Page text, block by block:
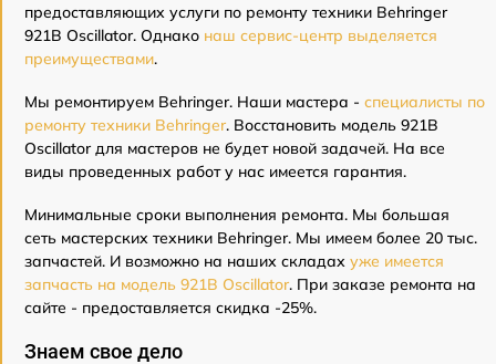
предоставляющих услуги по ремонту техники Behringer
921B Oscillator. Однако наш сервис-центр выделяется
преимуществами.
Мы ремонтируем Behringer. Наши мастера - специалисты по
ремонту техники Behringer. Восстановить модель 921B
Oscillator для мастеров не будет новой задачей. На все
виды проведенных работ у нас имеется гарантия.
Минимальные сроки выполнения ремонта. Мы большая
сеть мастерских техники Behringer. Мы имеем более 20 тыс.
запчастей. И возможно на наших складах уже имеется
запчасть на модель 921B Oscillator. При заказе ремонта на
сайте - предоставляется скидка -25%.
Знаем свое дело